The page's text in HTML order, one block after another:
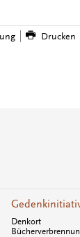
Drucken
Denkort